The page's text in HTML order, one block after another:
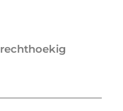
rechthoekig